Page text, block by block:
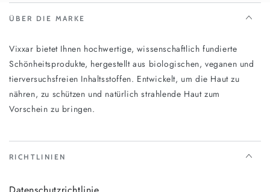
ÜBER DIE MARKE
Vixxar bietet Ihnen hochwertige, wissenschaftlich fundierte
Schönheitsprodukte, hergestellt aus biologischen, veganen und
tierversuchsfreien Inhaltsstoffen. Entwickelt, um die Haut zu
nähren, zu schützen und natürlich strahlende Haut zum
Vorschein zu bringen.
RICHTLINIEN